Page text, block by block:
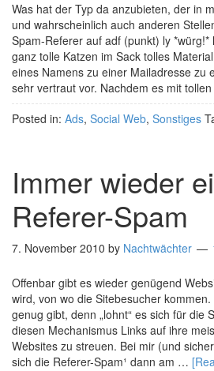
Was hat der Typ da anzubieten, der in
und wahrscheinlich auch anderen
Spam-Referer auf adf (punkt) ly
ganz tolle Katzen im Sack tolles
eines Namens zu einer Mailadresse zu
sehr vertraut vor. Nachdem es mit
Posted in: Ads, Social Web, Sonstiges
Immer wieder
Referer-Spam
7. November 2010 by Nachtwächter
Offenbar gibt es wieder genügend
wird, von wo die Sitebesucher
genug gibt, denn „lohnt“ es sich für die
diesen Mechanismus Links auf ihre
Websites zu streuen. Bei mir (und
sich die Referer-Spam¹ dann am …